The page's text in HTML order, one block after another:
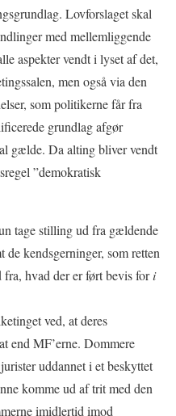
Lovforslaget skal
med mellemliggende
aspekter vendt i lyset af det,
men også via den
som politikerne får fra
grundlag afgør
gælde. Da alting bliver vendt
”demokratisk
tage stilling ud fra gældende
de kendsgerninger, som retten
hvad der er ført bevis fori
ved, at deres
end MF’erne. Dommere
uddannet i et beskyttet
komme ud af trit med den
imidlertid imod